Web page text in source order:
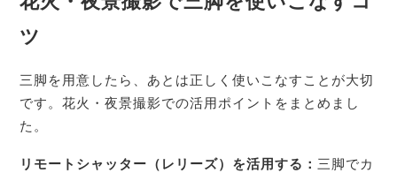
ツ
三脚を用意したら、あとは正しく使いこなすことが大切
です。花火・夜景撮影での活用ポイントをまとめまし
た。
リモートシャッター（レリーズ）を活用する： 三脚でカ